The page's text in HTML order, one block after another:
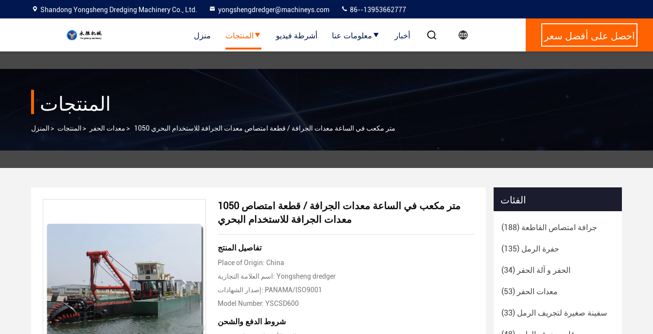
Shandong Yongsheng Dredging Machinery Co., Ltd. yongshengdredger@machineys.com 86--13953662777
منزل المنتجات أشرطة فيديو معلومات عنا أخبار احصل على أفضل سعر
المنتجات
المنزل > المنتجات > معدات الحفر > 1050 متر مكعب في الساعة معدات الجرافة / قطعة امتصاص معدات الجرافة للاستخدام البحري
1050 متر مكعب في الساعة معدات الجرافة / قطعة امتصاص
معدات الجرافة للاستخدام البحري
تفاصيل المنتج
Place of Origin: China
اسم العلامة التجارية: Yongsheng dredger
إصدار الشهادات: PANAMA/ISO9001
Model Number: YSCSD600
شروط الدفع والشحن
الفئات
جرافة امتصاص القاطعة (188)
حفرة الرمل (135)
الحفر و آلة الحفر (34)
معدات الحفر (53)
سفينة صغيرة لتجريف الرمل (33)